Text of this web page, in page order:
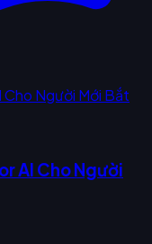
AI Cho Người